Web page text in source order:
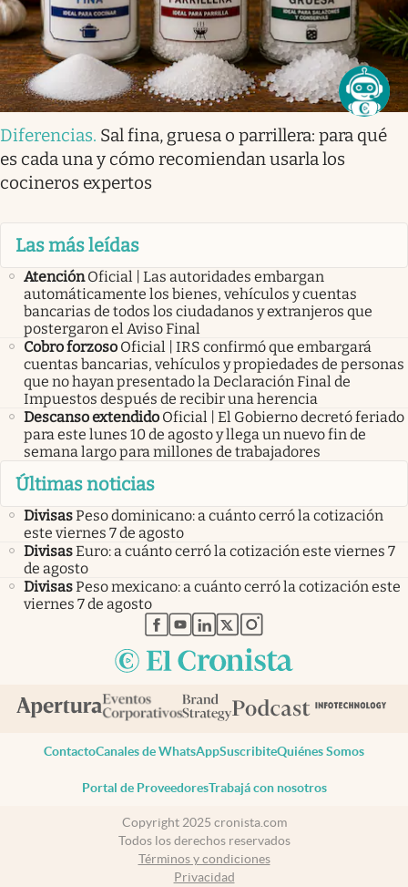
Diferencias. Sal fina, gruesa o parrillera: para qué
es cada una y cómo recomiendan usarla los
cocineros expertos
Las más leídas
Atención Oficial | Las autoridades embargan
automáticamente los bienes, vehículos y cuentas
bancarias de todos los ciudadanos y extranjeros que
postergaron el Aviso Final
Cobro forzoso Oficial | IRS confirmó que embargará
cuentas bancarias, vehículos y propiedades de personas
que no hayan presentado la Declaración Final de
Impuestos después de recibir una herencia
Descanso extendido Oficial | El Gobierno decretó feriado
para este lunes 10 de agosto y llega un nuevo fin de
semana largo para millones de trabajadores
Últimas noticias
DivisasPeso dominicano: a cuánto cerró la cotización
este viernes 7 de agosto
DivisasEuro: a cuánto cerró la cotización este viernes 7
de agosto
DivisasPeso mexicano: a cuánto cerró la cotización este
viernes 7 de agosto
abre en nueva pestaña
abre en nueva pestaña
abre en nueva pestaña
abre en nueva pestaña
abre en nueva pestaña
ContactoCanales de WhatsAppSuscribiteQuiénes Somos
Portal de ProveedoresTrabajá con nosotros
Copyright 2025 cronista.com
Todos los derechos reservados
Términos y condiciones
Privacidad